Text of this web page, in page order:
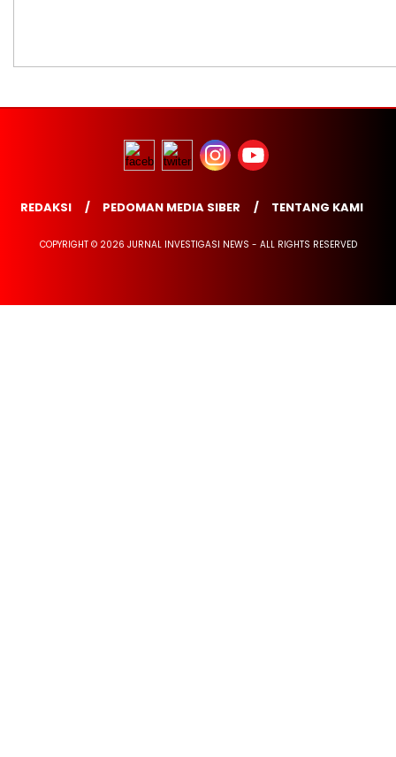
REDAKSI PEDOMAN MEDIA SIBER TENTANG KAMI
COPYRIGHT © 2026 JURNAL INVESTIGASI NEWS - ALL RIGHTS RESERVED